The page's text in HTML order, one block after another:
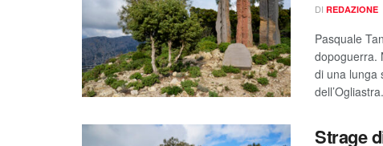
DI REDAZIONE
Pasquale
dopoguerra.
di una lunga
Strage